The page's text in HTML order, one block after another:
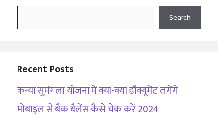
Search
Recent Posts
कन्या सुमंगला योजना में क्या-क्या डॉक्यूमेंट लगेंगे
मोबाइल से बैंक बैलेंस कैसे चेक करें 2024